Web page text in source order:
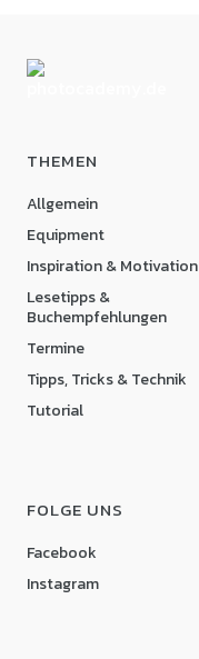
THEMEN
Allgemein
Equipment
Inspiration & Motivation
Lesetipps &
Buchempfehlungen
Termine
Tipps, Tricks & Technik
Tutorial
FOLGE UNS
Facebook
Instagram